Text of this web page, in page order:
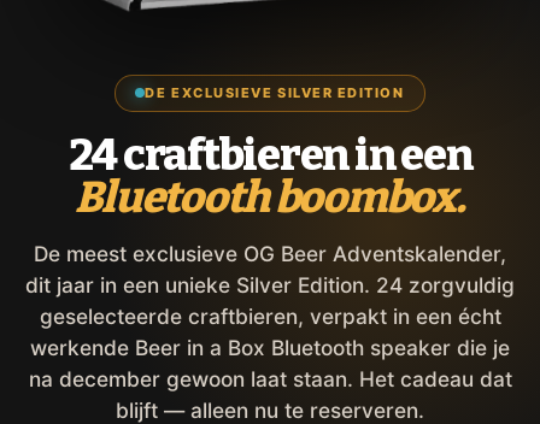
DE EXCLUSIEVE SILVER EDITION
24 craftbieren in een
Bluetooth boombox.
De meest exclusieve OG Beer Adventskalender,
dit jaar in een unieke Silver Edition. 24 zorgvuldig
geselecteerde craftbieren, verpakt in een écht
werkende Beer in a Box Bluetooth speaker die je
na december gewoon laat staan. Het cadeau dat
blijft — alleen nu te reserveren.